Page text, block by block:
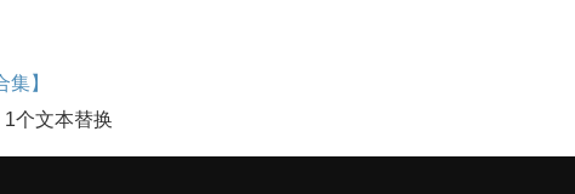
集】
个文本替换